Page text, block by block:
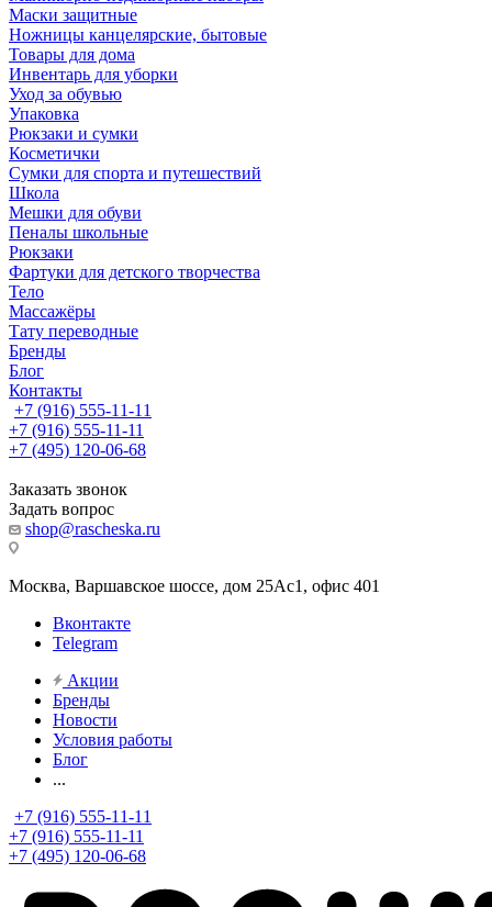
Маски защитные
Ножницы канцелярские, бытовые
Товары для дома
Инвентарь для уборки
Уход за обувью
Упаковка
Рюкзаки и сумки
Косметички
Сумки для спорта и путешествий
Школа
Мешки для обуви
Пеналы школьные
Рюкзаки
Фартуки для детского творчества
Тело
Массажёры
Тату переводные
Бренды
Блог
Контакты
+7 (916) 555-11-11
+7 (916) 555-11-11
+7 (495) 120-06-68
Заказать звонок
Задать вопрос
shop@rascheska.ru
Москва, Варшавское шоссе, дом 25Аc1, офис 401
Вконтакте
Telegram
Акции
Бренды
Новости
Условия работы
Блог
...
+7 (916) 555-11-11
+7 (916) 555-11-11
+7 (495) 120-06-68